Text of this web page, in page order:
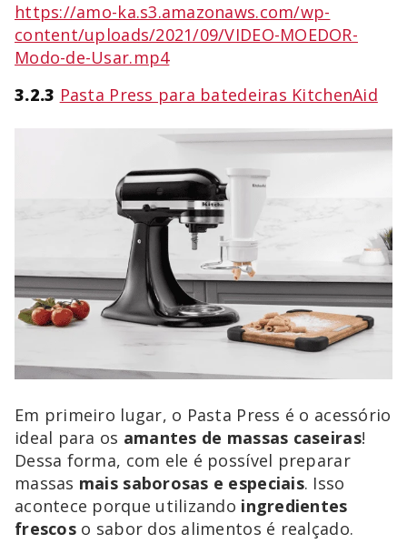
https://amo-ka.s3.amazonaws.com/wp-
content/uploads/2021/09/VIDEO-MOEDOR-
Modo-de-Usar.mp4
3.2.3 Pasta Press para batedeiras KitchenAid
Em primeiro lugar, o Pasta Press é o acessório
ideal para os amantes de massas caseiras!
Dessa forma, com ele é possível preparar
massas mais saborosas e especiais. Isso
acontece porque utilizando ingredientes
frescoso sabor dos alimentos é realçado.